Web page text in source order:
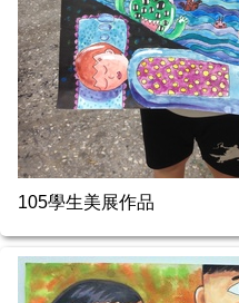
105學生美展作品